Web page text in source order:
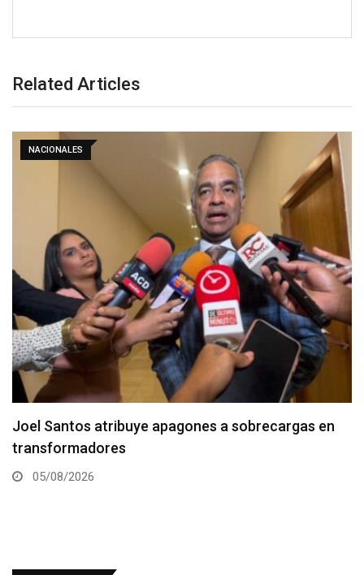
Related Articles
NACIONALES
Joel Santos atribuye apagones a sobrecargas en
transformadores
05/08/2026